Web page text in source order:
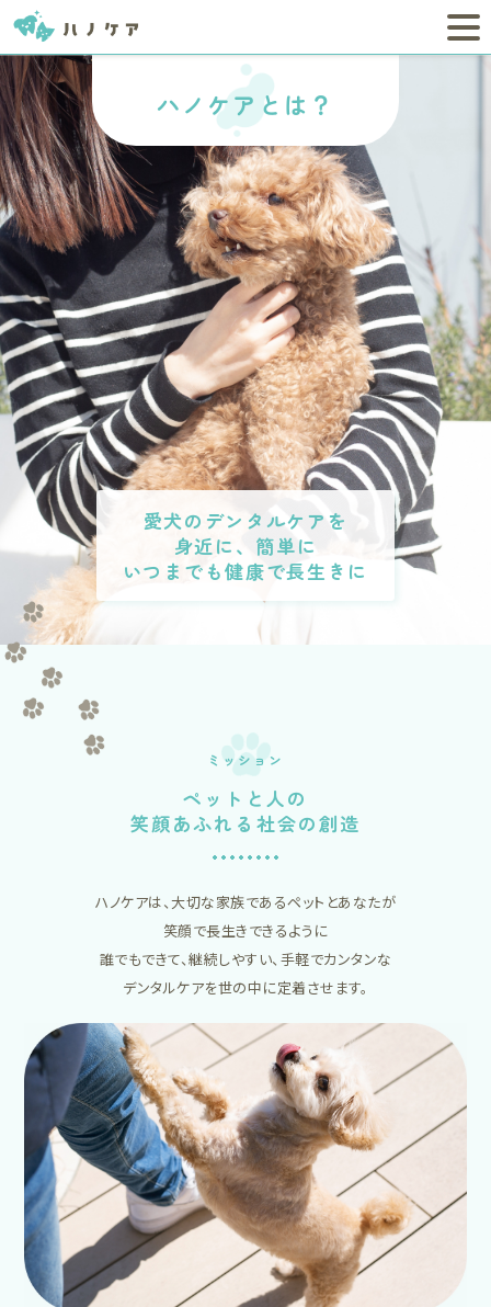
ハノケアとは？
愛犬のデンタルケアを
身近に、簡単に
いつまでも健康で長生きに
ミッション
ペットと人の
笑顔あふれる社会の創造
ハノケアは、大切な家族であるペットとあなたが
笑顔で長生きできるように
誰でもできて、継続しやすい、手軽でカンタンな
デンタルケアを世の中に定着させます。